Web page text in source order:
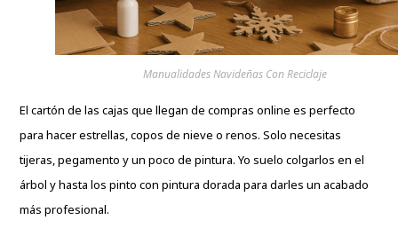
Manualidades Navideñas Con Reciclaje
El cartón de las cajas que llegan de compras online es perfecto
para hacer estrellas, copos de nieve o renos. Solo necesitas
tijeras, pegamento y un poco de pintura. Yo suelo colgarlos en el
árbol y hasta los pinto con pintura dorada para darles un acabado
más profesional.